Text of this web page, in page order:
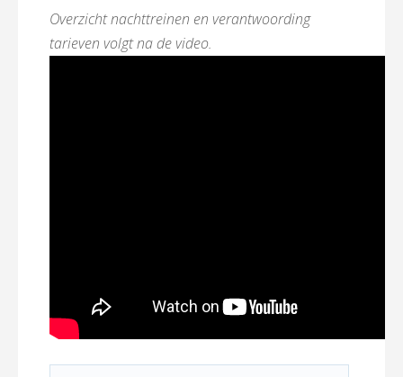
Overzicht nachttreinen en verantwoording
tarieven volgt na de video.